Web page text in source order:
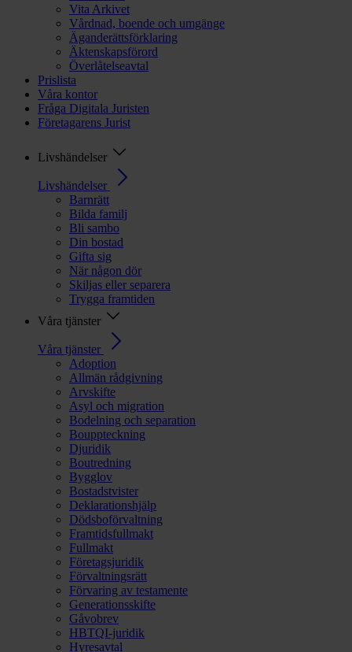
Vita Arkivet
Vårdnad, boende och umgänge
Äganderättsförklaring
Äktenskapsförord
Överlåtelseavtal
Prislista
Våra kontor
Fråga Digitala Juristen
Företagarens Jurist
Livshändelser
Livshändelser
Barnrätt
Bilda familj
Bli sambo
Din bostad
Gifta sig
När någon dör
Skiljas eller separera
Trygga framtiden
Våra tjänster
Våra tjänster
Adoption
Allmän rådgivning
Arvskifte
Asyl och migration
Bodelning och separation
Bouppteckning
Djuridik
Boutredning
Bygglov
Bostadstvister
Deklarationshjälp
Dödsboförvaltning
Framtidsfullmakt
Fullmakt
Företagsjuridik
Förvaltningsrätt
Förvaring av testamente
Generationsskifte
Gåvobrev
HBTQI-juridik
Hyresavtal